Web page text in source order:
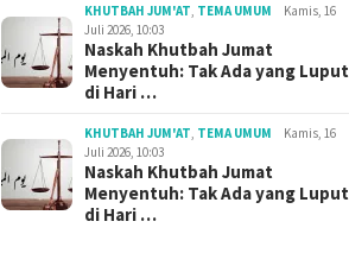
KHUTBAH JUM'AT, TEMA UMUM
Kamis, 16
Juli 2026, 10:03
Naskah Khutbah Jumat
Menyentuh: Tak Ada yang Luput
di Hari …
KHUTBAH JUM'AT, TEMA UMUM
Kamis, 16
Juli 2026, 10:03
Naskah Khutbah Jumat
Menyentuh: Tak Ada yang Luput
di Hari …